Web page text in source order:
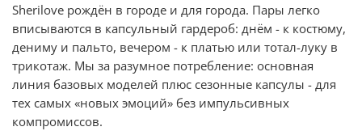
Sherilove рождён в городе и для города. Пары легко
вписываются в капсульный гардероб: днём - к костюму,
дениму и пальто, вечером - к платью или тотал-луку в
трикотаж. Мы за разумное потребление: основная
линия базовых моделей плюс сезонные капсулы - для
тех самых «новых эмоций» без импульсивных
компромиссов.